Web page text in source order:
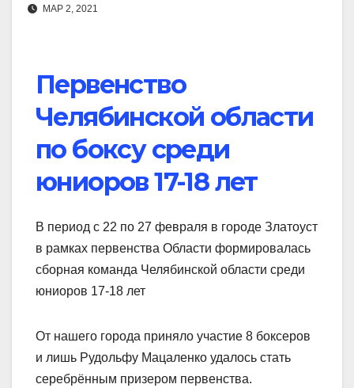
МАР 2, 2021
Первенство
Челябинской области
по боксу среди
юниоров 17-18 лет
В период с 22 по 27 февраля в городе Златоуст
в рамках первенства Области формировалась
сборная команда Челябинской области среди
юниоров 17-18 лет
От нашего города приняло участие 8 боксеров
и лишь Рудольфу Мацаленко удалось стать
серебрённым призером первенства.